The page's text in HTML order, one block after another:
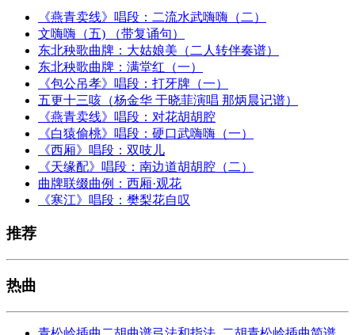
《燕青卖线》唱段：二流水武嗨嗨（二）
文嗨嗨（五) （带复诵句）
东北秧歌曲牌：大姑娘美（二人转伴奏谱）
东北秧歌曲牌：满堂红（一）
《包公吊孝》唱段：打牙牌（一）
五更十三咳（杨金华 于晓菲演唱 那炳晨记谱）
《燕青卖线》唱段：对花胡胡腔
《白猿偷桃》唱段：硬口武嗨嗨（一）
《西厢》唱段：双吱儿
《天缘配》唱段：南边道胡胡腔（二）
曲牌联缀曲例：西厢·观花
《寒江》唱段：樊梨花自叹
推荐
热曲